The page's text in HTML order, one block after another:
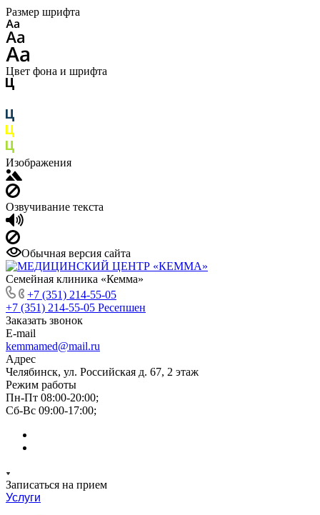
Размер шрифта
Цвет фона и шрифта
Изображения
Озвучивание текста
Обычная версия сайта
Семейная клиника «Кемма»
+7 (351) 214-55-05
+7 (351) 214-55-05 Ресепшен
Заказать звонок
E-mail
kemmamed@mail.ru
Адрес
Челябинск, ул. Российская д. 67, 2 этаж
Режим работы
Пн-Пт 08:00-20:00;
Сб-Вс 09:00-17:00;
Записаться на прием
Услуги